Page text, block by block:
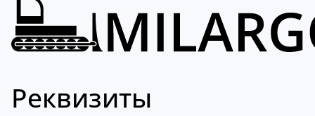
Реквизиты